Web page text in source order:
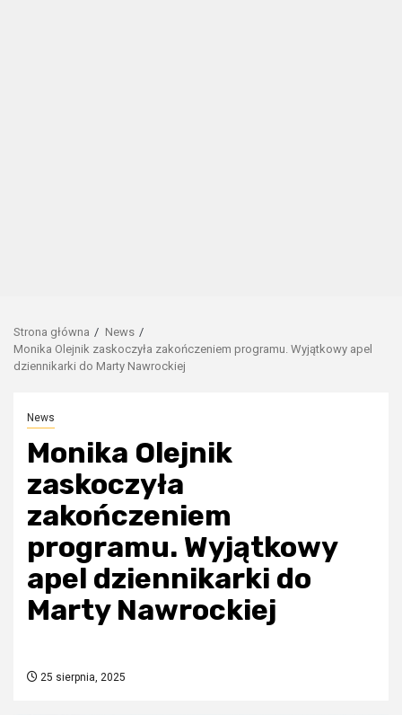
Strona główna
News
Monika Olejnik zaskoczyła zakończeniem programu. Wyjątkowy apel
dziennikarki do Marty Nawrockiej
News
Monika Olejnik
zaskoczyła
zakończeniem
programu. Wyjątkowy
apel dziennikarki do
Marty Nawrockiej
25 sierpnia, 2025